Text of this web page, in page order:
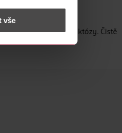
vše
Bez cukru, lepku a laktózy. Čistě